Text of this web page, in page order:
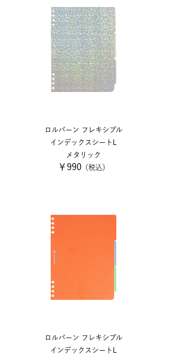
ロルバーン フレキシブル
インデックスシートL
メタリック
￥990（税込）
ロルバーン フレキシブル
インデックスシートL